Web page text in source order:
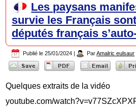
Les paysans
survie les Français
députés français
Publié le 25/01/2024 | Par Amalric eulsaur
Quelques extraits de la vidéo
youtube.com/